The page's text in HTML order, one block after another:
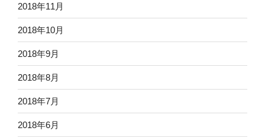
2018年11月
2018年10月
2018年9月
2018年8月
2018年7月
2018年6月